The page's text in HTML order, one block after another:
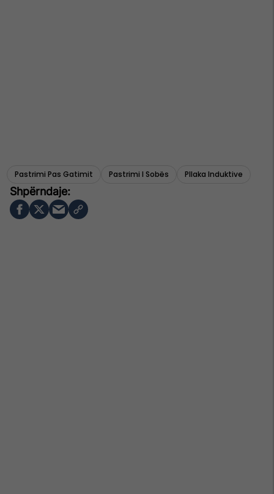
Pastrimi Pas Gatimit Pastrimi I Sobës Pllaka Induktive